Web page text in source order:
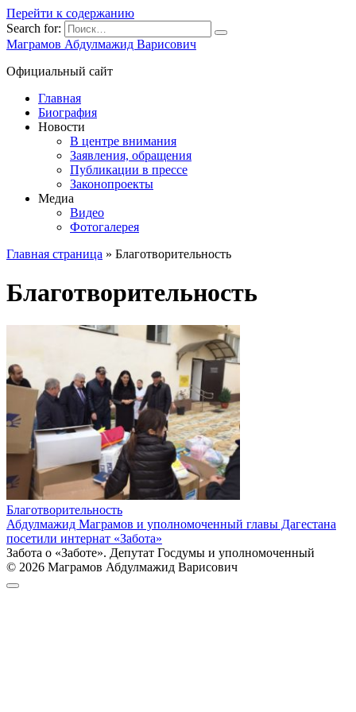
Перейти к содержанию
Search for:
Маграмов Абдулмажид Варисович
Официальный сайт
Главная
Биография
Новости
В центре внимания
Заявления, обращения
Публикации в прессе
Законопроекты
Медиа
Видео
Фотогалерея
Главная страница » Благотворительность
Благотворительность
Благотворительность
Абдулмажид Маграмов и уполномоченный главы Дагестана
посетили интернат «Забота»
Забота о «Заботе». Депутат Госдумы и уполномоченный
© 2026 Маграмов Абдулмажид Варисович